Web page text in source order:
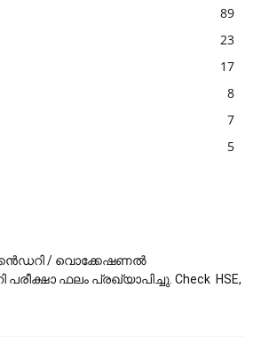
89
23
17
8
7
5
/ വൊക്കേഷണൽ
ഫലം പ്രഖ്യാപിച്ചു. Check HSE,